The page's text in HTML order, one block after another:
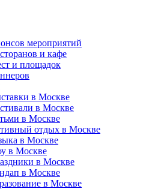
мероприятий
и кафе
и площадок
в Москве
в Москве
в Москве
отдых в Москве
в Москве
в Москве
в Москве
в Москве
в Москве